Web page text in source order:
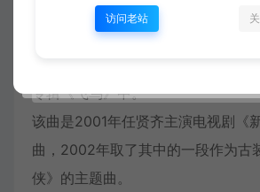
《花太香》是小虫填词谱曲，
专辑《飞鸟》中。
该曲是2001年任贤齐主演电视剧《
曲，2002年取了其中的一段作为古
侠》的主题曲。
访问老站